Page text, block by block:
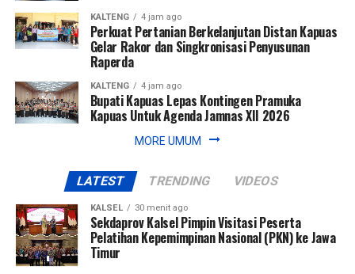
KALTENG 4 jam ago
Perkuat Pertanian Berkelanjutan Distan Kapuas
Gelar Rakor dan Singkronisasi Penyusunan
Raperda
KALTENG 4 jam ago
Bupati Kapuas Lepas Kontingen Pramuka
Kapuas Untuk Agenda Jamnas XII 2026
MORE UMUM
LATEST TRENDING VIDEOS
KALSEL 30 menit ago
Sekdaprov Kalsel Pimpin Visitasi Peserta
Pelatihan Kepemimpinan Nasional (PKN) ke Jawa
Timur